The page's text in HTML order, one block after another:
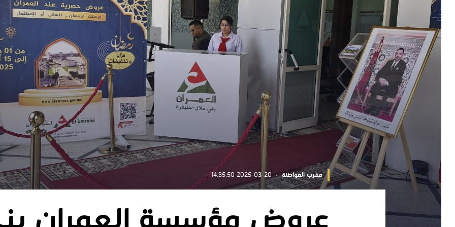
مغرب المواطنة 2025-03-20 14:35:50